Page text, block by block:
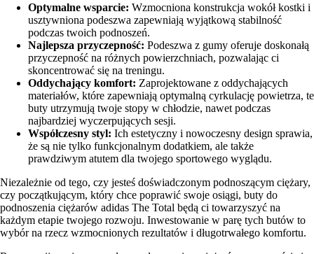
Optymalne wsparcie: Wzmocniona konstrukcja wokół kostki i
usztywniona podeszwa zapewniają wyjątkową stabilność
podczas twoich podnoszeń.
Najlepsza przyczepność: Podeszwa z gumy oferuje doskonałą
przyczepność na różnych powierzchniach, pozwalając ci
skoncentrować się na treningu.
Oddychający komfort: Zaprojektowane z oddychających
materiałów, które zapewniają optymalną cyrkulację powietrza, te
buty utrzymują twoje stopy w chłodzie, nawet podczas
najbardziej wyczerpujących sesji.
Współczesny styl: Ich estetyczny i nowoczesny design sprawia,
że są nie tylko funkcjonalnym dodatkiem, ale także
prawdziwym atutem dla twojego sportowego wyglądu.
Niezależnie od tego, czy jesteś doświadczonym podnoszącym ciężary,
czy początkującym, który chce poprawić swoje osiągi, buty do
podnoszenia ciężarów adidas The Total będą ci towarzyszyć na
każdym etapie twojego rozwoju. Inwestowanie w parę tych butów to
wybór na rzecz wzmocnionych rezultatów i długotrwałego komfortu.